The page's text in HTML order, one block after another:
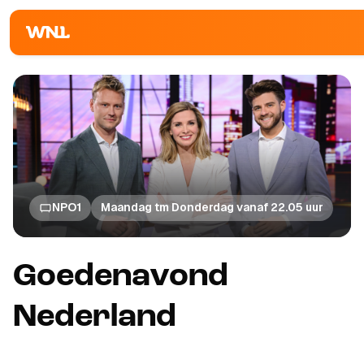
NPO1 Maandag tm Donderdag vanaf 22.05 uur
Goedenavond
Nederland